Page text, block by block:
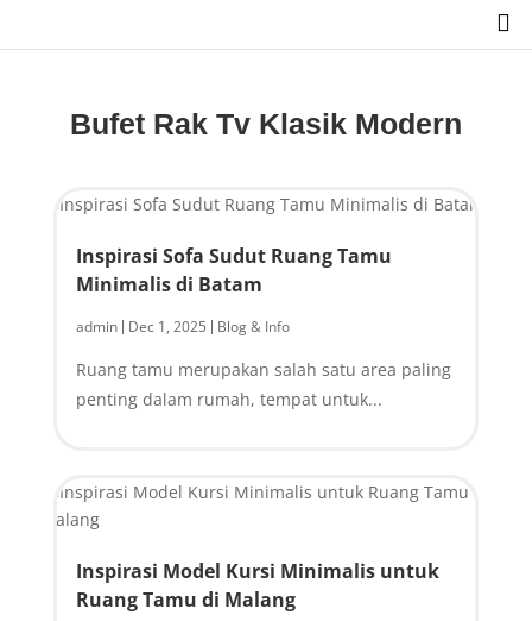

Bufet Rak Tv Klasik Modern
Inspirasi Sofa Sudut Ruang Tamu
Minimalis di Batam
admin Dec 1, 2025 Blog & Info
Ruang tamu merupakan salah satu area paling
penting dalam rumah, tempat untuk...
Inspirasi Model Kursi Minimalis untuk
Ruang Tamu di Malang